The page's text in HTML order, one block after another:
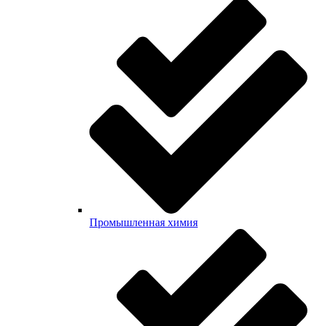
Промышленная химия